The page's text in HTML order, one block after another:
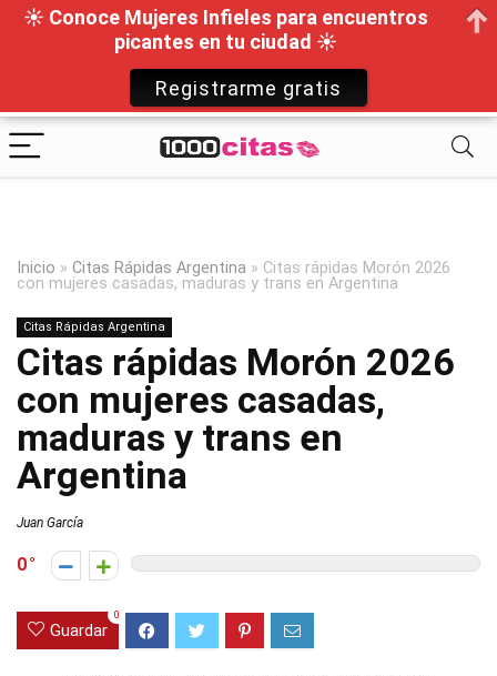
Inicio » Citas Rápidas Argentina » Citas rápidas Morón 2026
con mujeres casadas, maduras y trans en Argentina
Citas Rápidas Argentina
Citas rápidas Morón 2026
con mujeres casadas,
maduras y trans en
Argentina
Juan García
0
Guardar
0
☀ Conoce Mujeres Infieles para encuentros
picantes en tu ciudad ☀
Registrarme gratis